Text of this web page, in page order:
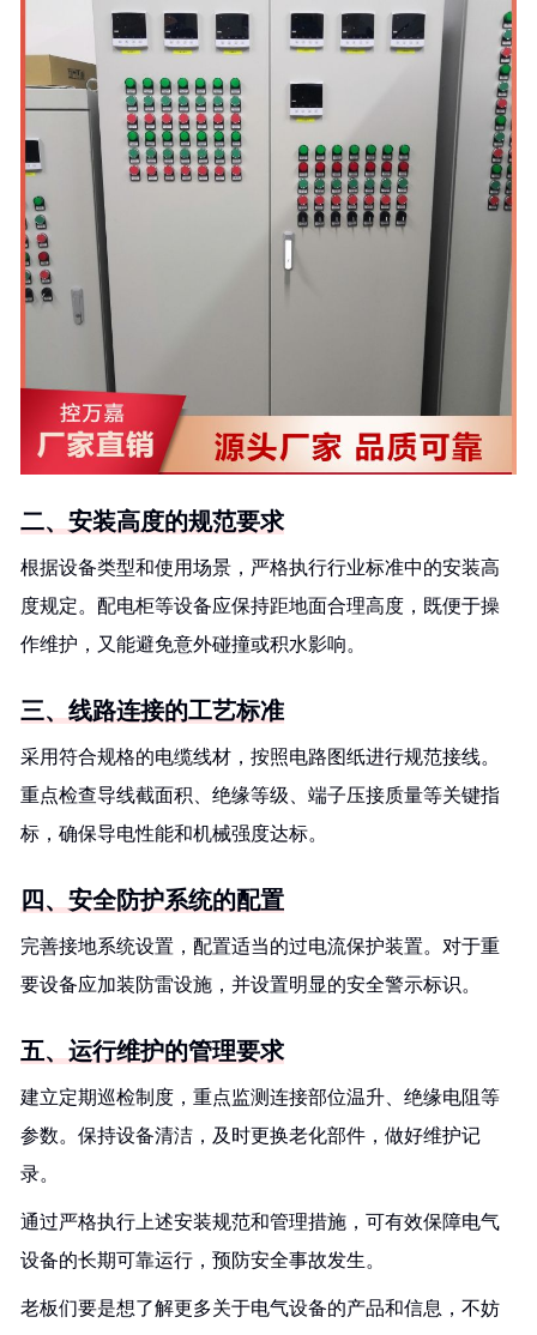
二、安装高度的规范要求
根据设备类型和使用场景，严格执行行业标准中的安装高
度规定。配电柜等设备应保持距地面合理高度，既便于操
作维护，又能避免意外碰撞或积水影响。
三、线路连接的工艺标准
采用符合规格的电缆线材，按照电路图纸进行规范接线。
重点检查导线截面积、绝缘等级、端子压接质量等关键指
标，确保导电性能和机械强度达标。
四、安全防护系统的配置
完善接地系统设置，配置适当的过电流保护装置。对于重
要设备应加装防雷设施，并设置明显的安全警示标识。
五、运行维护的管理要求
建立定期巡检制度，重点监测连接部位温升、绝缘电阻等
参数。保持设备清洁，及时更换老化部件，做好维护记
录。
通过严格执行上述安装规范和管理措施，可有效保障电气
设备的长期可靠运行，预防安全事故发生。
老板们要是想了解更多关于电气设备的产品和信息，不妨